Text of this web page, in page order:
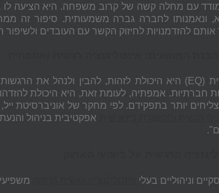
עם מחלה קשה של קרוב משפחה. היא הציעה לו
ונאמנותו לחברה גברה משמעותית. סיפור זה
להזדמנויות לחיזוק הקשר עם העובדים ולשיפור
(
EQ) היא היכולת לזהות, להבין ולנהל את
חברתיות. אמפתיה, לעומת זאת, היא היכולת
יותר בתפקידם. לפי מחקר של אוניברסיטת ייל, 75% מהמנהלים המצליחים ביותר הם
אפקטיבית בניהול
וניהוליים בעלי